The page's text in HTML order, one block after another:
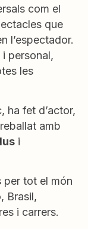
com el
que
l’espectador.
personal,
les
ha fet d’actor,
amb
i
per tot el món
Brasil,
i carrers.